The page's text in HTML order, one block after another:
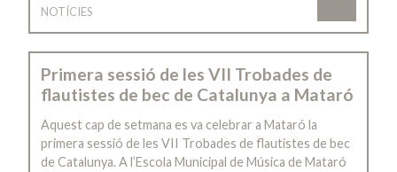
NOTÍCIES
Primera sessió de les VII Trobades de
flautistes de bec de Catalunya a Mataró
Aquest cap de setmana es va celebrar a Mataró la
primera sessió de les VII Trobades de flautistes de bec
de Catalunya. A l’Escola Municipal de Música de Mataró